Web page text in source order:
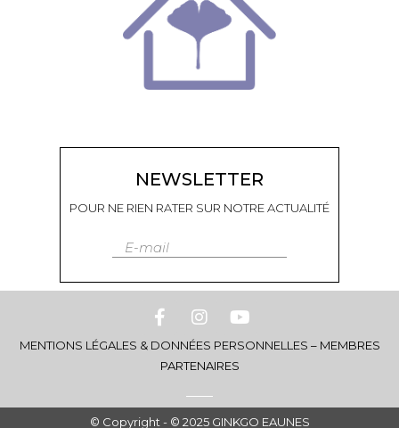
NEWSLETTER
POUR NE RIEN RATER SUR NOTRE ACTUALITÉ
E-mail
MENTIONS LÉGALES & DONNÉES PERSONNELLES – MEMBRES
PARTENAIRES
© Copyright - © 2025 GINKGO EAUNES